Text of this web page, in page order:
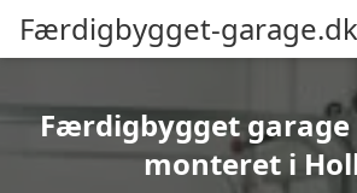
Færdigbygget-garage.dk
Færdigbygget garage
monteret i